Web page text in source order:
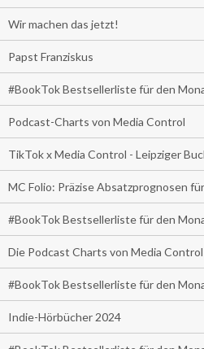
Wir machen das jetzt!
Papst Franziskus
#BookTok Bestsellerliste für den
Podcast-Charts von Media Control
TikTok x Media Control - Leipziger
MC Folio: Präzise Absatzprognosen
#BookTok Bestsellerliste für den
Die Podcast Charts von Media Control
#BookTok Bestsellerliste für den
Indie-Hörbücher 2024